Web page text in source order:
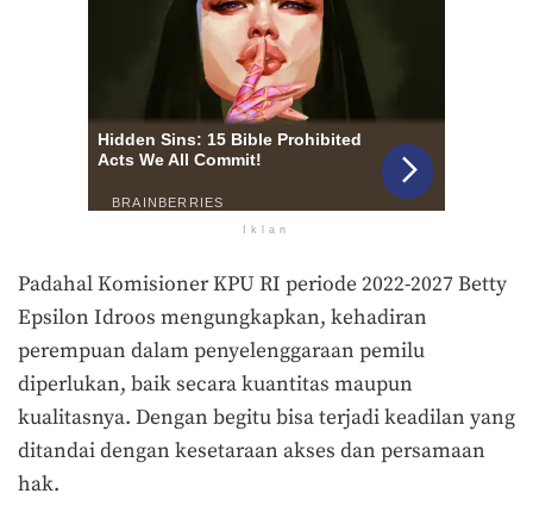
Iklan
Padahal Komisioner KPU RI periode 2022-2027 Betty
Epsilon Idroos mengungkapkan, kehadiran
perempuan dalam penyelenggaraan pemilu
diperlukan, baik secara kuantitas maupun
kualitasnya. Dengan begitu bisa terjadi keadilan yang
ditandai dengan kesetaraan akses dan persamaan
hak.